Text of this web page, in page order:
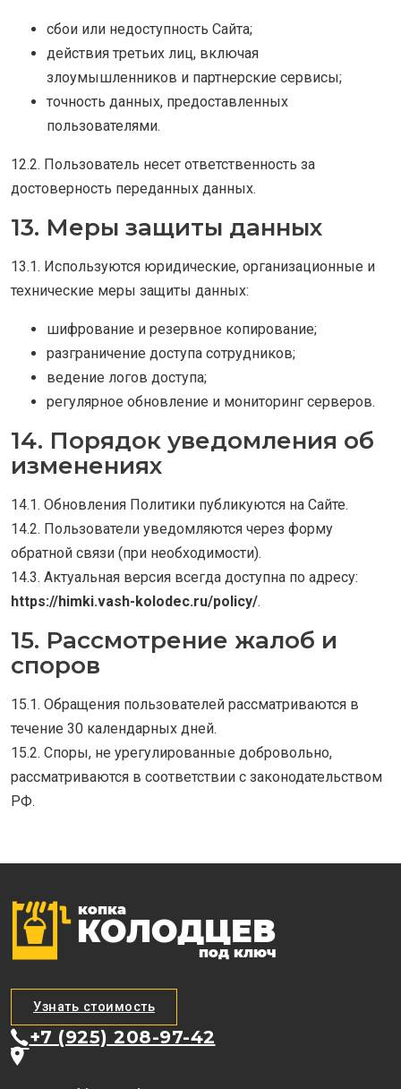
сбои или недоступность Сайта;
действия третьих лиц, включая
злоумышленников и партнерские сервисы;
точность данных, предоставленных
пользователями.
12.2. Пользователь несет ответственность за
достоверность переданных данных.
13. Меры защиты данных
13.1. Используются юридические, организационные и
технические меры защиты данных:
шифрование и резервное копирование;
разграничение доступа сотрудников;
ведение логов доступа;
регулярное обновление и мониторинг серверов.
14. Порядок уведомления об
изменениях
14.1. Обновления Политики публикуются на Сайте.
14.2. Пользователи уведомляются через форму
обратной связи (при необходимости).
14.3. Актуальная версия всегда доступна по адресу:
https://himki.vash-kolodec.ru/policy/.
15. Рассмотрение жалоб и
споров
15.1. Обращения пользователей рассматриваются в
течение 30 календарных дней.
15.2. Споры, не урегулированные добровольно,
рассматриваются в соответствии с законодательством
РФ.
Узнать стоимость
+7 (925) 208-97-42